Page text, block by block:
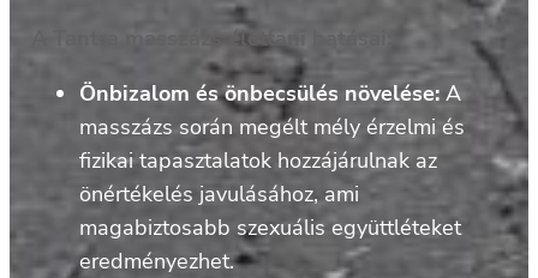
A Tantra masszázs élettani hatásai:
Önbizalom és önbecsülés növelése: A
masszázs során megélt mély érzelmi és
fizikai tapasztalatok hozzájárulnak az
önértékelés javulásához, ami
magabiztosabb szexuális együttléteket
eredményezhet.